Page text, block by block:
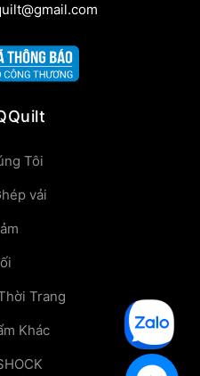
Tôi
vải
Trang
Khác